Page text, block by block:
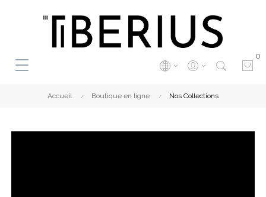
0
Accueil Boutique en ligne Nos Collections